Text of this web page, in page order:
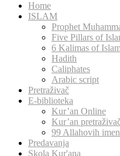
Home
ISLAM
Prophet
Five Pillars of
6 Kalimas of
Hadith
Caliphates
Arabic script
Pretraživač
E-biblioteka
Kur’an Online
Kur’an
99 Allahovih
Predavanja
Skola Kur'ana